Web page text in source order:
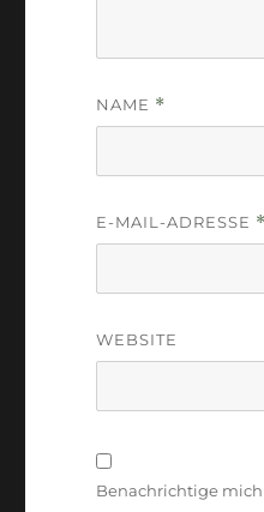
NAME *
E-MAIL-ADRESSE *
WEBSITE
Benachrichtige